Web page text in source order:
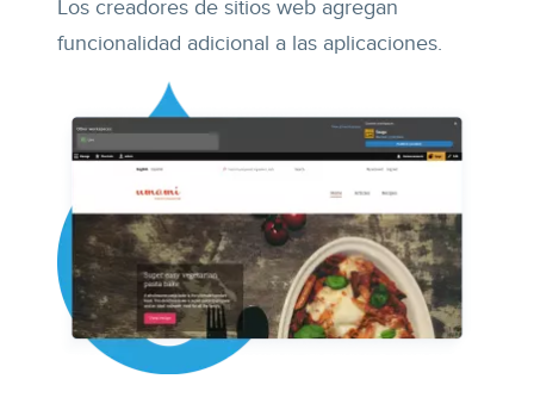
Los creadores de sitios web agregan
funcionalidad adicional a las aplicaciones.